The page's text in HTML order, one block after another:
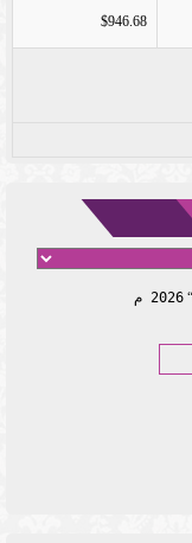
$946.68
2026 م